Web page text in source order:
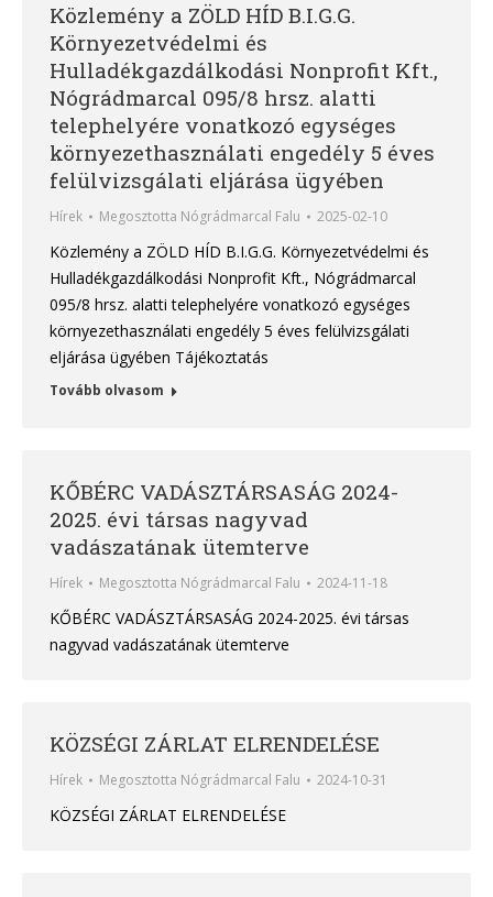
Közlemény a ZÖLD HÍD B.I.G.G.
Környezetvédelmi és
Hulladékgazdálkodási Nonprofit Kft.,
Nógrádmarcal 095/8 hrsz. alatti
telephelyére vonatkozó egységes
környezethasználati engedély 5 éves
felülvizsgálati eljárása ügyében
Hírek Megosztotta Nógrádmarcal Falu 2025-02-10
Közlemény a ZÖLD HÍD B.I.G.G. Környezetvédelmi és
Hulladékgazdálkodási Nonprofit Kft., Nógrádmarcal
095/8 hrsz. alatti telephelyére vonatkozó egységes
környezethasználati engedély 5 éves felülvizsgálati
eljárása ügyében Tájékoztatás
Tovább olvasom
KŐBÉRC VADÁSZTÁRSASÁG 2024-
2025. évi társas nagyvad
vadászatának ütemterve
Hírek Megosztotta Nógrádmarcal Falu 2024-11-18
KŐBÉRC VADÁSZTÁRSASÁG 2024-2025. évi társas
nagyvad vadászatának ütemterve
KÖZSÉGI ZÁRLAT ELRENDELÉSE
Hírek Megosztotta Nógrádmarcal Falu 2024-10-31
KÖZSÉGI ZÁRLAT ELRENDELÉSE